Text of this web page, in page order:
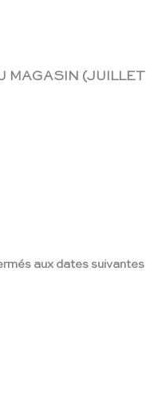
MAGASIN (JUILLET
aux dates suivantes